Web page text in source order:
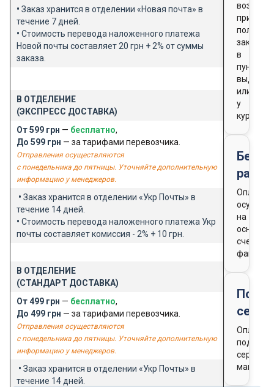
• Заказ хранится в отделении «Новая почта» в
течение 7 дней.
• Стоимость перевода наложенного платежа
Новой почты составляет 20 грн + 2% от суммы
заказа.
В ОТДЕЛЕНИЕ
(ЭКСПРЕСС ДОСТАВКА)
От 599 грн — бесплатно,
До 599 грн — за тарифами перевозчика.
Отправления осуществляются
с понедельника до пятницы. Уточняйте дополнительную
информацию у менеджеров.
• Заказ хранится в отделении «Укр Почты» в
течение 14 дней.
• Стоимость перевода наложенного платежа Укр
почты составляет комиссия - 2% + 10 грн.
В ОТДЕЛЕНИЕ
(СТАНДАРТ ДОСТАВКА)
От 499 грн — бесплатно,
До 499 грн — за тарифами перевозчика.
Отправления осуществляются
с понедельника до пятницы. Уточняйте дополнительную
информацию у менеджеров.
• Заказ хранится в отделении «Укр Почты» в
течение 14 дней.
при
заказа
в
пункте
выдачи
или
у
курьера
Оплата
на
счета-
фактуры
Оплата